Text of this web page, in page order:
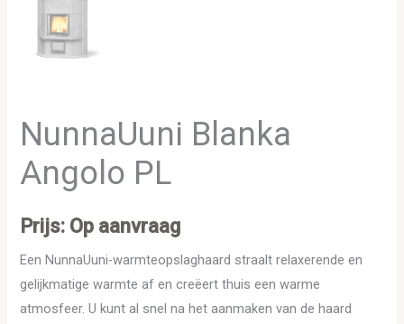
NunnaUuni Blanka
Angolo PL
Prijs: Op aanvraag
Een NunnaUuni-warmteopslaghaard straalt relaxerende en
gelijkmatige warmte af en creëert thuis een warme
atmosfeer. U kunt al snel na het aanmaken van de haard